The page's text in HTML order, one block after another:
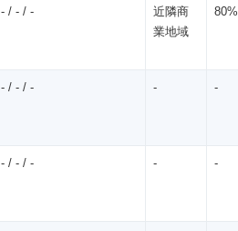
- / - / -
近隣商
業地域
80%
- / - / - - -
- / - / - - -